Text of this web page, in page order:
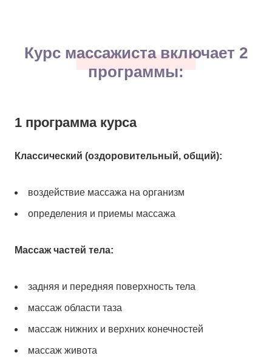
Курс массажиста включает 2
программы:
1 программа курса
Классический (оздоровительный, общий):
воздействие массажа на организм
определения и приемы массажа
Массаж частей тела:
задняя и передняя поверхность тела
массаж области таза
массаж нижних и верхних конечностей
массаж живота